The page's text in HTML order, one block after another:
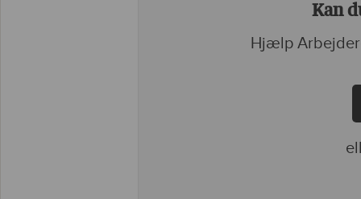
Kan
Hjælp